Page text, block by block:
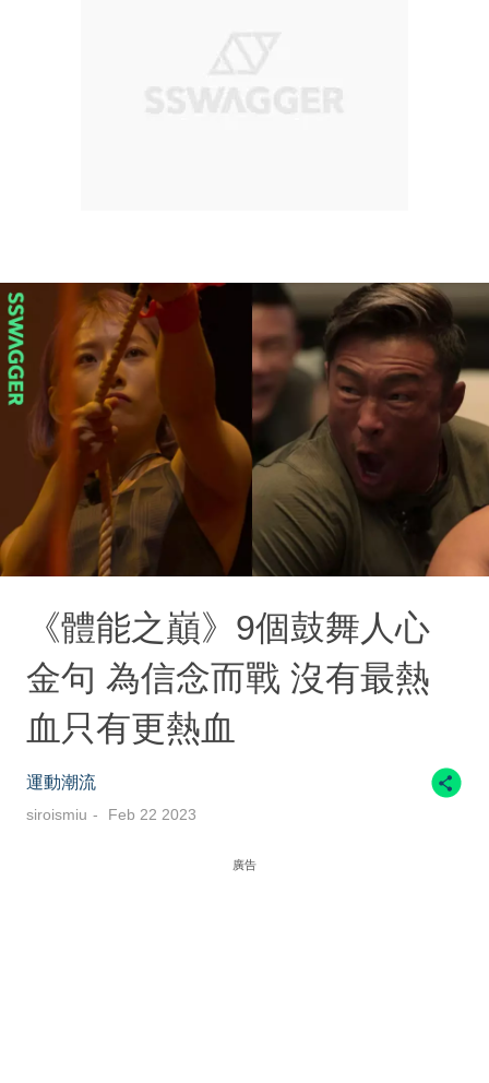
《體能之巔》9個鼓舞人心
金句 為信念而戰 沒有最熱
血只有更熱血
運動潮流
siroismiu Feb 22 2023
廣告